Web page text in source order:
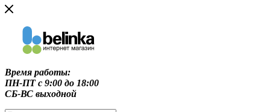
Время работы:
ПН-ПТ c 9:00 до 18:00
СБ-ВС выходной